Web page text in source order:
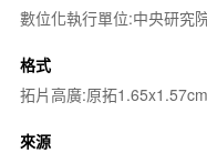
數位化執行單位:中央研究
格式
拓片高廣:原拓1.65x1.57cm
來源